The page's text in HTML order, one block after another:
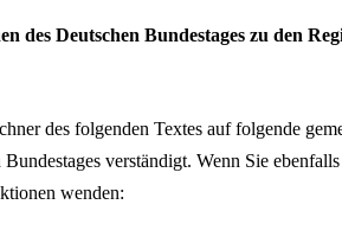
des Deutschen Bundestages zu den
des folgenden Textes auf folgende
verständigt. Wenn Sie
wenden: